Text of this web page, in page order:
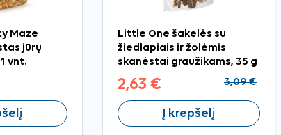
Maze
jūrų
vnt.
Little One šakelės su
žiedlapiais ir žolėmis
skanėstai graužikams, 35 g
2,63 € 3,09 €
Į krepšelį